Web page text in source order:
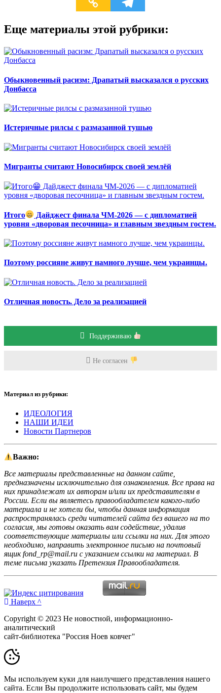
Еще материалы этой рубрики:
Обыкновенный расизм: Драпатый высказался о русских
Донбасса
Истеричные рилсы с размазанной тушью
Мигранты считают Новосибирск своей землёй
Итого
Дайджест финала ЧМ-2026 — с дипломатией
уровня «дворовая песочница» и главным звездным гостем.
Поэтому россияне живут намного лучше, чем украинцы.
Отличная новость. Дело за реализацией
Поддерживаю
Не согласен
Материал из рубрики:
ИДЕОЛОГИЯ
НАШИ ИДЕИ
Новости Партнеров
Важно:
Все материалы представленные на данном сайте,
предназначены исключительно для ознакомления. Все права на
них принадлежат их авторам и/или их представителям в
России. Если вы являетесь правообладателем какого-либо
материала и не хотели бы, чтобы данная информация
распространялась среди читателей сайта без вашего на то
согласия, мы готовы оказать вам содействие, удалив
соответствующие материалы или ссылки на них. Для этого
необходимо, направить электронное письмо на почтовый
ящик fond_rp@mail.ru с указанием ссылки на материал. В
теме письма указать Претензия Правообладателя.
Наверх ^
Copyright © 2023 Не новостной, информационно-
аналитический
сайт-библиотека "Россия Ноев ковчег"
Мы используем куки для наилучшего представления нашего
сайта. Если Вы продолжите использовать сайт, мы будем